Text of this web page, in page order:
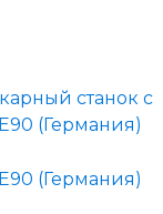
станок с
(Германия)